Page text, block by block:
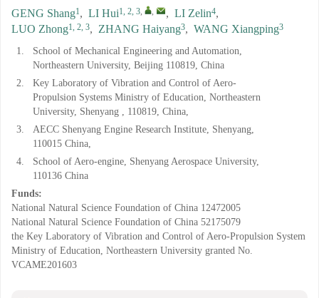
GENG Shang1, LI Hui1, 2, 3, , , LI Zelin4,
LUO Zhong1, 2, 3, ZHANG Haiyang3, WANG Xiangping3
1.
School of Mechanical Engineering and Automation,
Northeastern University, Beijing 110819, China
2.
Key Laboratory of Vibration and Control of Aero-
Propulsion Systems Ministry of Education, Northeastern
University, Shenyang , 110819, China,
3.
AECC Shenyang Engine Research Institute, Shenyang,
110015 China,
4.
School of Aero-engine, Shenyang Aerospace University,
110136 China
Funds:
National Natural Science Foundation of China 12472005
National Natural Science Foundation of China 52175079
the Key Laboratory of Vibration and Control of Aero-Propulsion System
Ministry of Education, Northeastern University granted No.
VCAME201603